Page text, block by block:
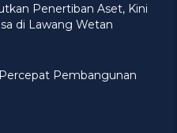
Penertiban Aset, Kini
di Lawang Wetan
Pembangunan